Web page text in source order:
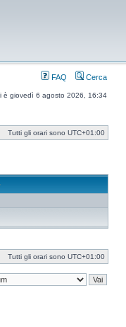
FAQ Cerca
è giovedì 6 agosto 2026, 16:34
Tutti gli orari sono UTC+01:00
Tutti gli orari sono UTC+01:00